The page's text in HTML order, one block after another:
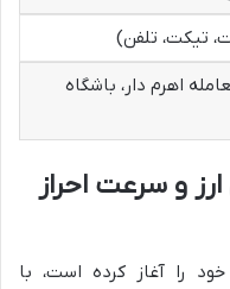
اهرم دار، باشگاه
ارز و سرعت احراز
سال 1397 فعالیت خود را آغاز کرده است، با